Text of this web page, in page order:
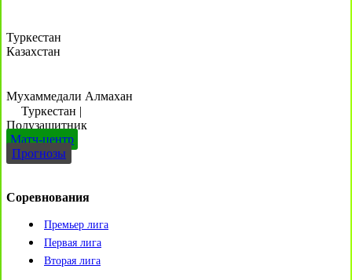
Туркестан
Казахстан
Мухаммедали Алмахан
Туркестан |
Полузащитник
Матч-центр
Прогнозы
Соревнования
Премьер лига
Первая лига
Вторая лига